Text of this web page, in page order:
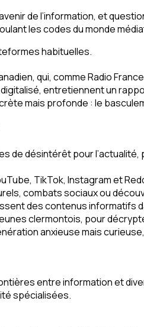
de l’information, et
les codes du monde
habituelles.
qui, comme Radio
entretiennent un
mais profonde : le
de désintérêt pour
TikTok, Instagram et
combats sociaux ou
des contenus informatifs
clermontois, pour
anxieuse mais
entre information et
spécialisées.